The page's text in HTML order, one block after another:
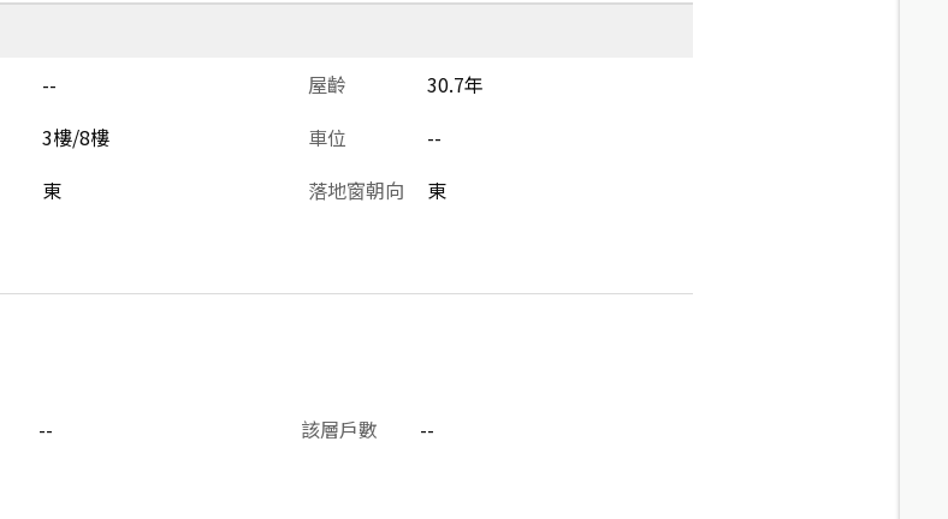
-- 屋齡
30.7年
3樓/8樓 車位
--
東 落地窗朝向
東
-- 該層戶數
--